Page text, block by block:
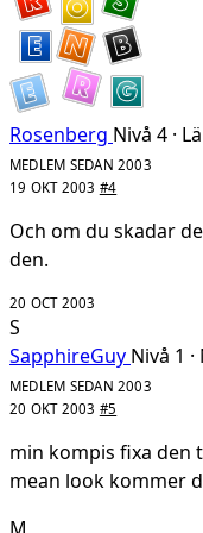
Rosenberg Nivå 4 ·
MEDLEM SEDAN 2003
19 OKT 2003 #4
Och om du skadar
den.
20 OCT 2003
S
SapphireGuy Nivå 1
MEDLEM SEDAN 2003
20 OKT 2003 #5
min kompis fixa den
mean look kommer